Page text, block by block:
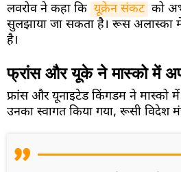
लवरोव ने कहा कि यूक्रेन संकट को
सुलझाया जा सकता है। रूस अलास्का
है।
फ्रांस और यूके ने मास्को में
फ्रांस और यूनाइटेड किंगडम ने मास्को
उनका स्वागत किया गया, रूसी विदेश